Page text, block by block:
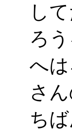
し
ろ
へ
さ
ち